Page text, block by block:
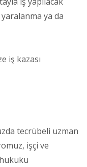
ya da
iş kazası
tecrübeli uzman
işçi ve